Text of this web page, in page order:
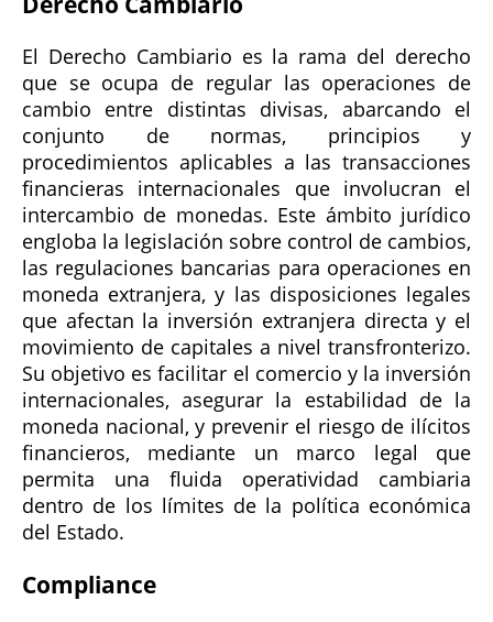
El Derecho Cambiario es la rama del derecho
que se ocupa de regular las operaciones de
cambio entre distintas divisas, abarcando el
conjunto de normas, principios y
procedimientos aplicables a las transacciones
financieras internacionales que involucran el
intercambio de monedas. Este ámbito jurídico
engloba la legislación sobre control de cambios,
las regulaciones bancarias para operaciones en
moneda extranjera, y las disposiciones legales
que afectan la inversión extranjera directa y el
movimiento de capitales a nivel transfronterizo.
Su objetivo es facilitar el comercio y la inversión
internacionales, asegurar la estabilidad de la
moneda nacional, y prevenir el riesgo de ilícitos
financieros, mediante un marco legal que
permita una fluida operatividad cambiaria
dentro de los límites de la política económica
del Estado.
Compliance